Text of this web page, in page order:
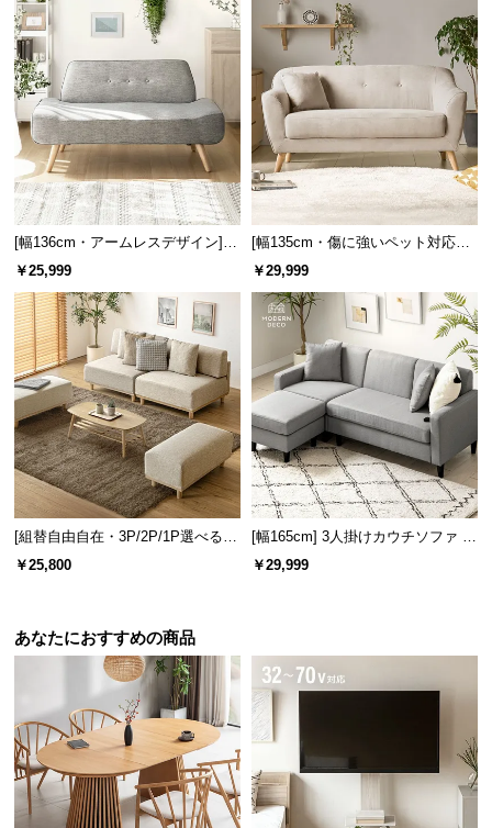
お
知
ら
せ
ブ
ロ
グ
企
業
情
報
[幅136cm・アームレスデザイン]
北欧風 2人掛けソファ
￥25,999
[幅135cm・傷に強いペット対応生
地も] 天然木脚 2人掛けコンパクト
￥29,999
[組替自由自在・3P/2P/1P選べる]
モジュールソファ アームレス 天然
木脚 洗えるカバー
￥25,800
[幅165cm] 3人掛けカウチソファ レ
ギュラータイプ
￥29,999
あなたにおすすめの商品